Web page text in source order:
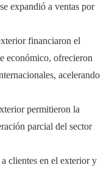
expandió a ventas por
financiaron el
económico, ofrecieron
acelerando
permitieron la
parcial del sector
clientes en el exterior y